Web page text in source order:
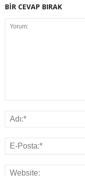
BİR CEVAP BIRAK